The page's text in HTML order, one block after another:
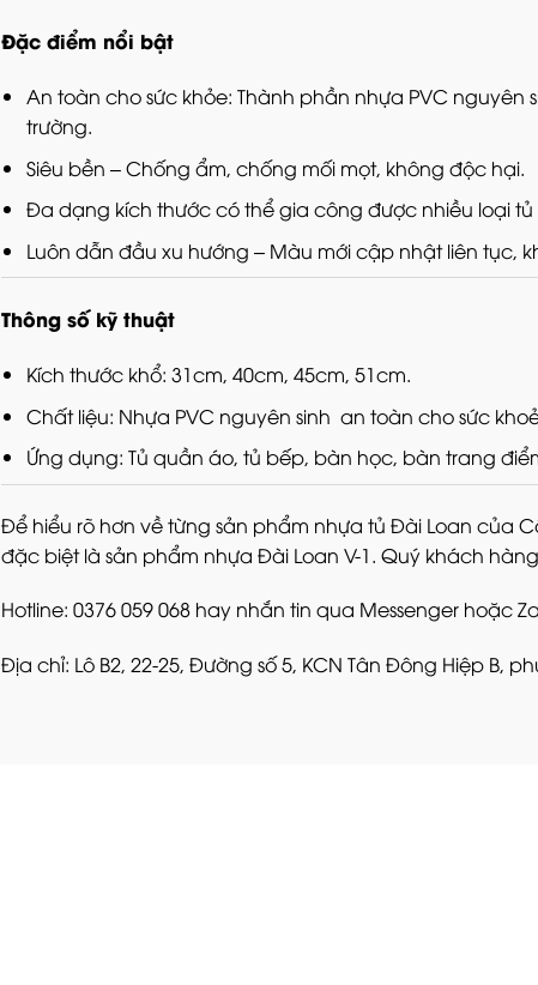
Đặc điểm nổi bật
An toàn cho sức khỏe: Thành phần nhựa PVC
trường.
Siêu bền – Chống ẩm, chống mối mọt, không độc hại.
Đa dạng kích thước có thể gia công được nhiều loại
Luôn dẫn đầu xu hướng – Màu mới cập nhật liên tục,
Thông số kỹ thuật
Kích thước khổ: 31cm, 40cm, 45cm, 51cm.
Chất liệu: Nhựa PVC nguyên sinh an toàn cho sức
Ứng dụng: Tủ quần áo, tủ bếp, bàn học, bàn trang
Để hiểu rõ hơn về từng sản phẩm nhựa tủ Đài Loan của
đặc biệt là sản phẩm nhựa Đài Loan V-1. Quý khách
Hotline: 0376 059 068 hay nhắn tin qua Messenger hoặc
Địa chỉ: Lô B2, 22-25, Đường số 5, KCN Tân Đông Hiệp B,